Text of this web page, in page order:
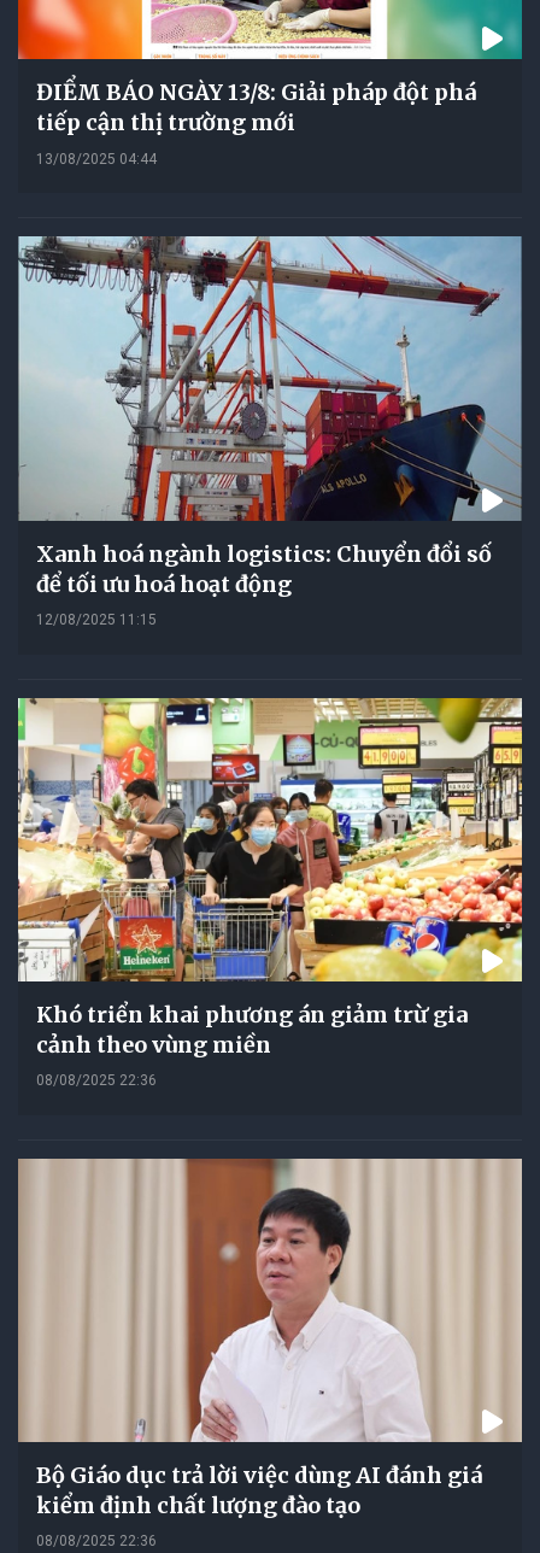
ĐIỂM BÁO NGÀY 13/8: Giải pháp đột phá
tiếp cận thị trường mới
13/08/2025 04:44
Xanh hoá ngành logistics: Chuyển đổi số
để tối ưu hoá hoạt động
12/08/2025 11:15
Khó triển khai phương án giảm trừ gia
cảnh theo vùng miền
08/08/2025 22:36
Bộ Giáo dục trả lời việc dùng AI đánh giá
kiểm định chất lượng đào tạo
08/08/2025 22:36